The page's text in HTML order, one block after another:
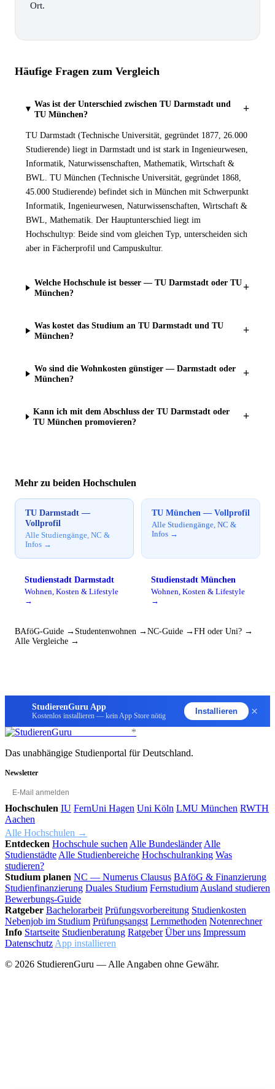
Ort.
Häufige Fragen zum Vergleich
Was ist der Unterschied zwischen TU Darmstadt und
TU München?
+
TU Darmstadt (Technische Universität, gegründet 1877, 26.000
Studierende) liegt in Darmstadt und ist stark in Ingenieurwesen,
Informatik, Naturwissenschaften, Mathematik, Wirtschaft &
BWL. TU München (Technische Universität, gegründet 1868,
45.000 Studierende) befindet sich in München mit Schwerpunkt
Informatik, Ingenieurwesen, Naturwissenschaften, Wirtschaft &
BWL, Mathematik. Der Hauptunterschied liegt im
Hochschultyp: Beide sind vom gleichen Typ, unterscheiden sich
aber in Fächerprofil und Campuskultur.
Welche Hochschule ist besser — TU Darmstadt oder TU
München?
+
Was kostet das Studium an TU Darmstadt und TU
München?
+
Wo sind die Wohnkosten günstiger — Darmstadt oder
München?
+
Kann ich mit dem Abschluss der TU Darmstadt oder
TU München promovieren?
+
Mehr zu beiden Hochschulen
TU Darmstadt —
Vollprofil
Alle Studiengänge, NC &
Infos →
TU München — Vollprofil
Alle Studiengänge, NC &
Infos →
Studienstadt Darmstadt
Wohnen, Kosten & Lifestyle
→
Studienstadt München
Wohnen, Kosten & Lifestyle
→
BAföG-Guide → Studentenwohnen → NC-Guide → FH oder Uni? →
Alle Vergleiche →
StudierenGuru App
Kostenlos installieren — kein App Store nötig Installieren ×
*
Das unabhängige Studienportal für Deutschland.
Newsletter
Hochschulen IU FernUni Hagen Uni Köln LMU München RWTH
Aachen
Alle Hochschulen →
Entdecken Hochschule suchen Alle Bundesländer Alle
Studienstädte Alle Studienbereiche Hochschulranking Was
studieren?
Studium planen NC — Numerus Clausus BAföG & Finanzierung
Studienfinanzierung Duales Studium Fernstudium Ausland studieren
Bewerbungs-Guide
Ratgeber Bachelorarbeit Prüfungsvorbereitung Studienkosten
Nebenjob im Studium Prüfungsangst Lernmethoden Notenrechner
Info Startseite Studienberatung Ratgeber Über uns Impressum
Datenschutz App installieren
© 2026 StudierenGuru — Alle Angaben ohne Gewähr.